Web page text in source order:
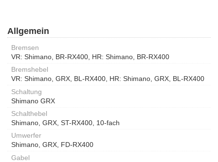
Allgemein
Bremsen
VR: Shimano, BR-RX400, HR: Shimano, BR-RX400
Bremshebel
VR: Shimano, GRX, BL-RX400, HR: Shimano, GRX, BL-RX400
Schaltung
Shimano GRX
Schalthebel
Shimano, GRX, ST-RX400, 10-fach
Umwerfer
Shimano, GRX, FD-RX400
Gabel